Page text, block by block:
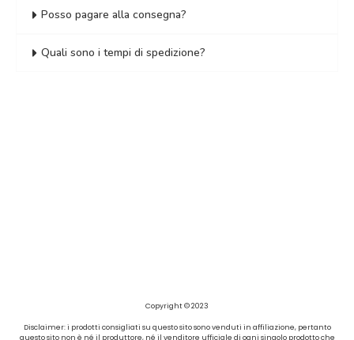
Posso pagare alla consegna?
Quali sono i tempi di spedizione?
Copyright © 2023
Disclaimer: i prodotti consigliati su questo sito sono venduti in affiliazione, pertanto
questo sito non è né il produttore, né il venditore ufficiale di ogni singolo prodotto che